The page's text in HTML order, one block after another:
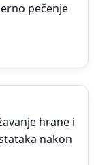
pečenje
hrane i
nakon